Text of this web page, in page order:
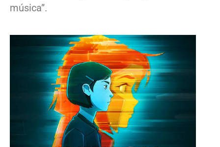
música”.